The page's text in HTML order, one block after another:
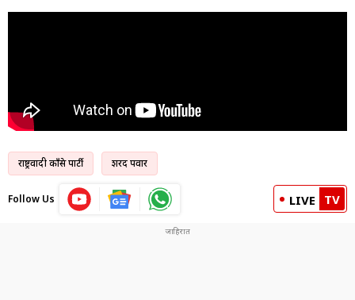
राष्ट्रवादी काँग्रेस पार्टी शरद पवार
Follow Us LIVE TV